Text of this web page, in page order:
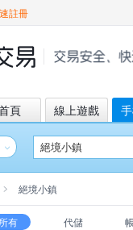
註冊
頁 線上遊戲
絕境小鎮
所有 代儲